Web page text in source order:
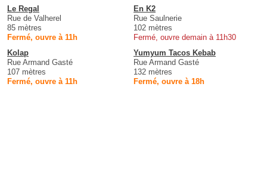
Le Regal
Rue de Valherel
85 mètres
Fermé, ouvre à 11h
En K2
Rue Saulnerie
102 mètres
Fermé, ouvre demain à 11h30
Kolap
Rue Armand Gasté
107 mètres
Fermé, ouvre à 11h
Yumyum Tacos Kebab
Rue Armand Gasté
132 mètres
Fermé, ouvre à 18h